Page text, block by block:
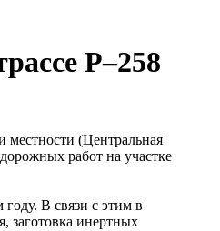
Р–258
местности (Центральная
работ на участке
В связи с этим в
заготовка инертных